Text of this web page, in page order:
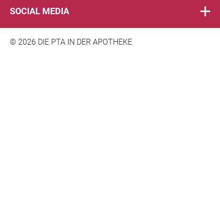
SOCIAL MEDIA
© 2026 DIE PTA IN DER APOTHEKE